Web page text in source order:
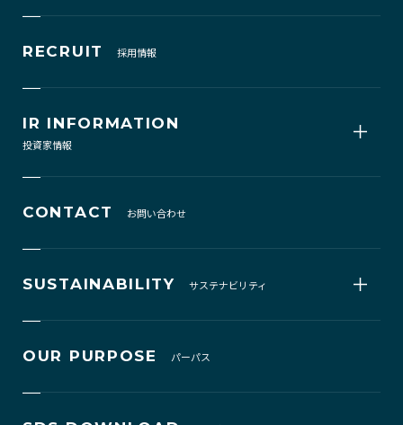
RECRUIT 採用情報
IR INFORMATION
投資家情報
CONTACT お問い合わせ
SUSTAINABILITY サステナビリティ
OUR PURPOSE パーパス